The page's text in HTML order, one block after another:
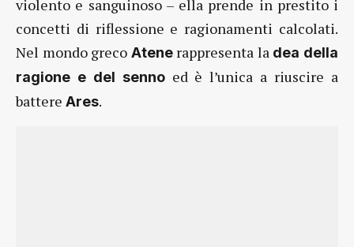
violento e sanguinoso – ella prende in prestito i
concetti di riflessione e ragionamenti calcolati.
Nel mondo greco Atenerappresenta la dea della
ragione e del sennoed è l’unica a riuscire a
battere Ares.